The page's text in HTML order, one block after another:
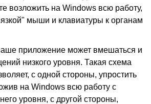
возложить на Windows всю работу,
мыши и клавиатуры к органам
приложение может вмешаться и
низкого уровня. Такая схема
с одной стороны, упростить
на Windows всю работу с
уровня, с другой стороны,